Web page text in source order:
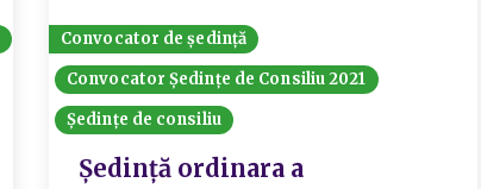
Convocator de ședință
Convocator Ședințe de Consiliu 2021
Ședințe de consiliu
Ședință ordinara a